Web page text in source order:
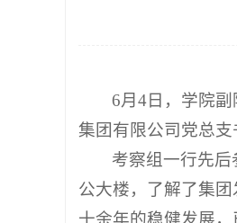
6月4日，学院
集团有限公司党总支
考察组一行先
公大楼，了解了集
十余年的稳健发展